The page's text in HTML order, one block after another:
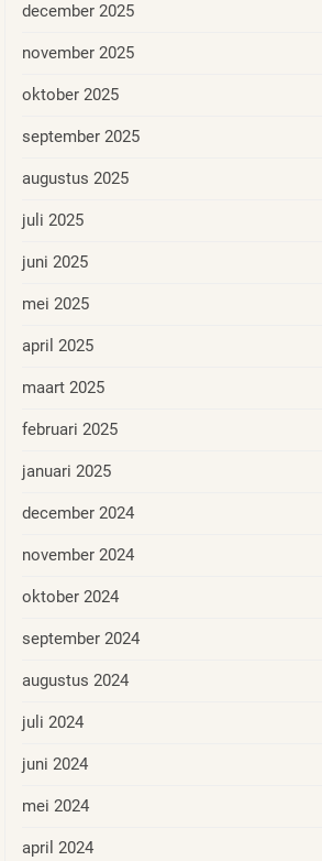
december 2025
november 2025
oktober 2025
september 2025
augustus 2025
juli 2025
juni 2025
mei 2025
april 2025
maart 2025
februari 2025
januari 2025
december 2024
november 2024
oktober 2024
september 2024
augustus 2024
juli 2024
juni 2024
mei 2024
april 2024